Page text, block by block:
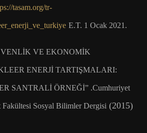
tasam.org/tr-
E.T. 1 Ocak 2021.
VE EKONOMİK
ENERJİ TARTIŞMALARI:
SANTRALİ ÖRNEĞİ” .Cumhuriyet
Fakültesi Sosyal Bilimler Dergisi (2015)